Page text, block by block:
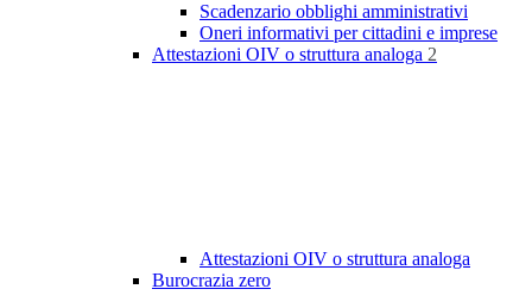
Scadenzario obblighi amministrativi
Oneri informativi per cittadini e imprese
Attestazioni OIV o struttura analoga 2
Attestazioni OIV o struttura analoga
Burocrazia zero